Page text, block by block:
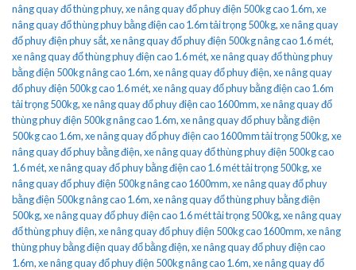
nâng quay đổ thùng phuy,xe nâng quay đổ phuy điện 500kg cao 1.6m,xe
nâng quay đổ thùng phuy bằng điện cao 1.6m tải trọng 500kg,xe nâng quay
đổ phuy điện phuy sắt,xe nâng quay đổ phuy điện 500kg nâng cao 1.6 mét,
xe nâng quay đổ thùng phuy điện cao 1.6 mét,xe nâng quay đổ thùng phuy
bằng điện 500kg nâng cao 1.6m,xe nâng quay đổ phuy điện,xe nâng quay
đổ phuy điện 500kg cao 1.6 mét,xe nâng quay đổ phuy bằng điện cao 1.6m
tải trọng 500kg,xe nâng quay đổ phuy điện cao 1600mm,xe nâng quay đổ
thùng phuy điện 500kg nâng cao 1.6m,xe nâng quay đổ phuy bằng điện
500kg cao 1.6m,xe nâng quay đổ phuy điện cao 1600mm tải trọng 500kg,xe
nâng quay đổ phuy bằng điện,xe nâng quay đổ thùng phuy điện 500kg cao
1.6 mét,xe nâng quay đổ phuy bằng điện cao 1.6 mét tải trọng 500kg,xe
nâng quay đổ phuy điện 500kg nâng cao 1600mm,xe nâng quay đổ phuy
bằng điện 500kg nâng cao 1.6m,xe nâng quay đổ thùng phuy bằng điện
500kg,xe nâng quay đổ phuy điện cao 1.6 mét tải trọng 500kg,xe nâng quay
đổ thùng phuy điện,xe nâng quay đổ phuy điện 500kg cao 1600mm,xe nâng
thùng phuy bằng điện quay đổ bằng điện,xe nâng quay đổ phuy điện cao
1.6m,xe nâng quay đổ phuy điện 500kg nâng cao 1.6m,xe nâng quay đổ